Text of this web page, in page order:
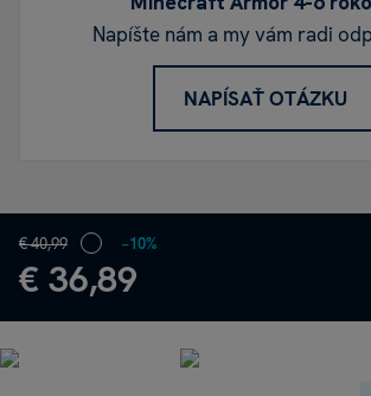
Napíšte nám a my vám radi
NAPÍSAŤ OTÁZKU
€ 40,99
€ 36,89
−10%